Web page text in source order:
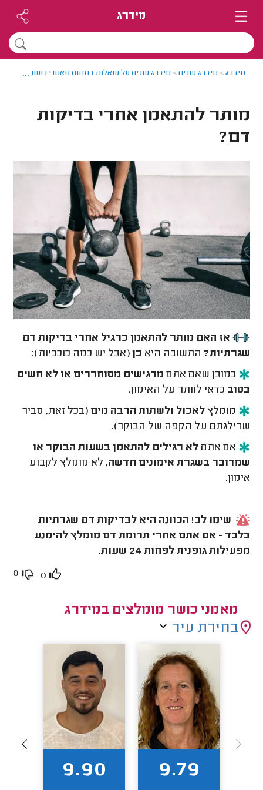
מידרג
מידרג> מידרג עונים> מידרג עונים על שאלות בתחום מאמני כושר >
...
מותר להתאמן אחרי בדיקות
דם?
אז האם מותר להתאמן כרגיל אחרי בדיקות דם
שגרתיות? התשובה היא כן (אבל יש כמה כוכביות):
כמובן שאם אתם מרגישים מסוחררים או לא חשים
בטוב כדאי לוותר על האימון.
מומלץלאכול ולשתות הרבה מים(בכל זאת, סביר
שדילגתם על הקפה של הבוקר).
אם אתםלא רגילים להתאמן בשעות הבוקר או
שמדובר בשגרת אימונים חדשה, לא מומלץ לקבוע
אימון.
שימו לב! הכוונה היא לבדיקות דם שגרתיות
בלבד - אם אתם אחרי תרומת דם מומלץ להימנע
מפעילות גופנית לפחות 24 שעות.
0
0
מאמני כושר מומלצים במידרג
בחירת עיר
9.79
9.90